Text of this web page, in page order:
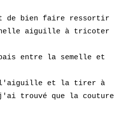
de bien faire ressortir
aiguille à tricoter
entre la semelle et
l'aiguille et la tirer à
trouvé que la couture